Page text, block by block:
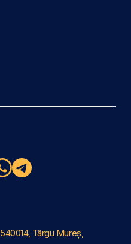
Târgu Mureș,